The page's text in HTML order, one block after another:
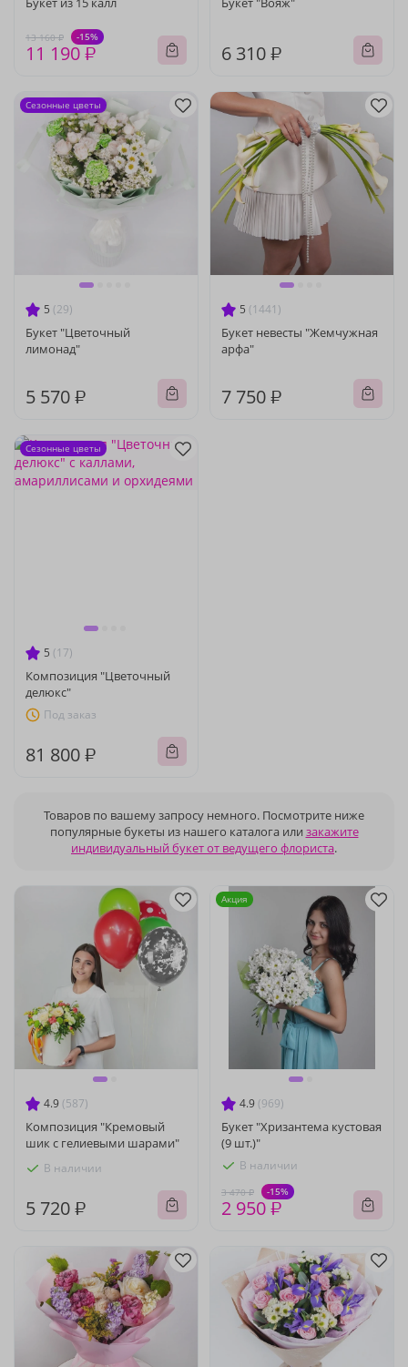
13 160 ₽ -15%
11 190 ₽ 6 310 ₽
5 (29)
Букет "Цветочный
лимонад"
5 570 ₽
Сезонные цветы
5 (1441)
Букет невесты "Жемчужная
арфа"
7 750 ₽
5 (17)
Композиция "Цветочный
делюкс"
Под заказ
81 800 ₽
Сезонные цветы
Товаров по вашему запросу немного. Посмотрите ниже
популярные букеты из нашего каталога или закажите
индивидуальный букет от ведущего флориста.
4.9 (587)
Композиция "Кремовый
шик с гелиевыми шарами"
В наличии
5 720 ₽
4.9 (969)
Букет "Хризантема кустовая
(9 шт.)"
В наличии
3 470 ₽ -15%
2 950 ₽
Акция